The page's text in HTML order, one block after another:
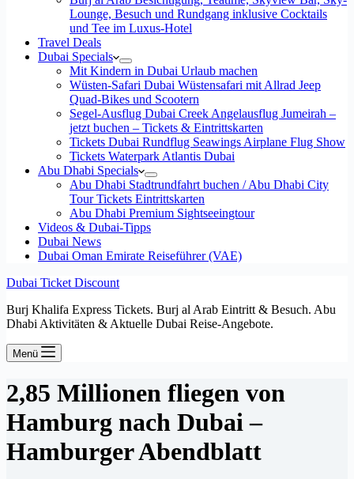
Lounge, Besuch und Rundgang inklusive Cocktails
und Tee im Luxus-Hotel
Travel Deals
Dubai Specials
Mit Kindern in Dubai Urlaub machen
Wüsten-Safari Dubai Wüstensafari mit Allrad Jeep
Quad-Bikes und Scootern
Segel-Ausflug Dubai Creek Angelausflug Jumeirah –
jetzt buchen – Tickets & Eintrittskarten
Tickets Dubai Rundflug Seawings Airplane Flug Show
Tickets Waterpark Atlantis Dubai
Abu Dhabi Specials
Abu Dhabi Stadtrundfahrt buchen / Abu Dhabi City
Tour Tickets Eintrittskarten
Abu Dhabi Premium Sightseeingtour
Videos & Dubai-Tipps
Dubai News
Dubai Oman Emirate Reiseführer (VAE)
Dubai Ticket Discount
Burj Khalifa Express Tickets. Burj al Arab Eintritt & Besuch. Abu
Dhabi Aktivitäten & Aktuelle Dubai Reise-Angebote.
Menü
2,85 Millionen fliegen von
Hamburg nach Dubai –
Hamburger Abendblatt